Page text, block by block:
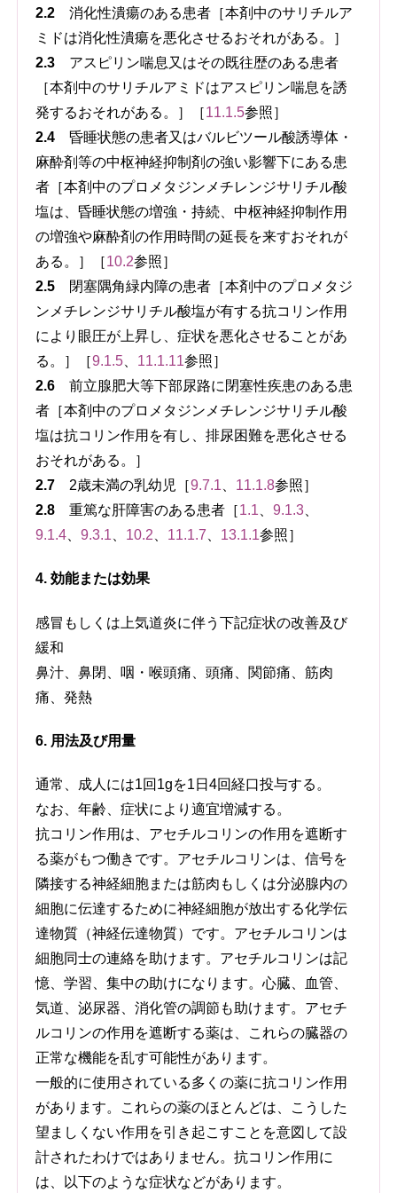
2.2 消化性潰瘍のある患者［本剤中のサリチルア
ミドは消化性潰瘍を悪化させるおそれがある。］
2.3 アスピリン喘息又はその既往歴のある患者
［本剤中のサリチルアミドはアスピリン喘息を誘
発するおそれがある。］［11.1.5参照］
2.4 昏睡状態の患者又はバルビツール酸誘導体・
麻酔剤等の中枢神経抑制剤の強い影響下にある患
者［本剤中のプロメタジンメチレンジサリチル酸
塩は、昏睡状態の増強・持続、中枢神経抑制作用
の増強や麻酔剤の作用時間の延長を来すおそれが
ある。］［10.2参照］
2.5 閉塞隅角緑内障の患者［本剤中のプロメタジ
ンメチレンジサリチル酸塩が有する抗コリン作用
により眼圧が上昇し、症状を悪化させることがあ
る。］［9.1.5 11.1.11参照］
2.6 前立腺肥大等下部尿路に閉塞性疾患のある患
者［本剤中のプロメタジンメチレンジサリチル酸
塩は抗コリン作用を有し、排尿困難を悪化させる
おそれがある。］
2.7 2歳未満の乳幼児［9.7.1 11.1.8参照］
2.8 重篤な肝障害のある患者［1.1 、9.1.3
9.1.4 、9.3.1 10.2 11.1.7 13.1.1参照］
4. 効能または効果
感冒もしくは上気道炎に伴う下記症状の改善及び
緩和
鼻汁、鼻閉、咽・喉頭痛、頭痛、関節痛、筋肉
痛、発熱
6. 用法及び用量
通常、成人には1回1gを1日4回経口投与する。
なお、年齢、症状により適宜増減する。
抗コリン作用は、アセチルコリンの作用を遮断す
る薬がもつ働きです。アセチルコリンは、信号を
隣接する神経細胞または筋肉もしくは分泌腺内の
細胞に伝達するために神経細胞が放出する化学伝
達物質（神経伝達物質）です。アセチルコリンは
細胞同士の連絡を助けます。アセチルコリンは記
憶、学習、集中の助けになります。心臓、血管、
気道、泌尿器、消化管の調節も助けます。アセチ
ルコリンの作用を遮断する薬は、これらの臓器の
正常な機能を乱す可能性があります。
一般的に使用されている多くの薬に抗コリン作用
があります。これらの薬のほとんどは、こうした
望ましくない作用を引き起こすことを意図して設
計されたわけではありません。抗コリン作用に
は、以下のような症状などがあります。